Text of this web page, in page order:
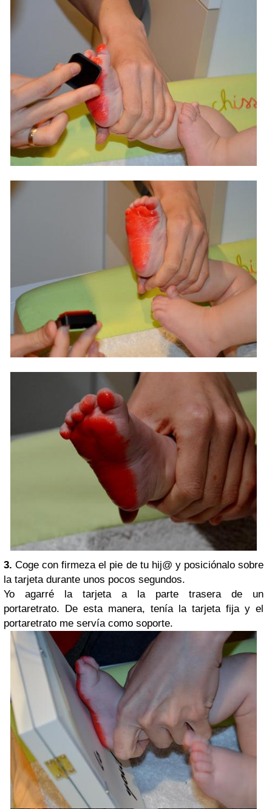
3. Coge con firmeza el pie de tu hij@ y posiciónalo sobre
la tarjeta durante unos pocos segundos.
Yo agarré la tarjeta a la parte trasera de un
portaretrato. De esta manera, tenía la tarjeta fija y el
portaretrato me servía como soporte.